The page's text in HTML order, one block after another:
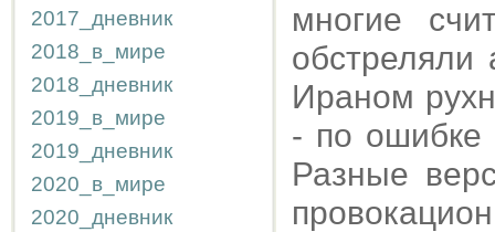
2017_дневник
2018_в_мире
2018_дневник
2019_в_мире
2019_дневник
2020_в_мире
2020_дневник
многие
Ираном
- по ошибке
Разные